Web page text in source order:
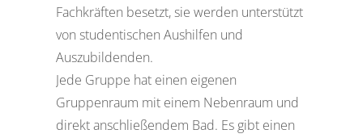
Fachkräften besetzt, sie werden unterstützt
von studentischen Aushilfen und
Auszubildenden.
Jede Gruppe hat einen eigenen
Gruppenraum mit einem Nebenraum und
direkt anschließendem Bad. Es gibt einen